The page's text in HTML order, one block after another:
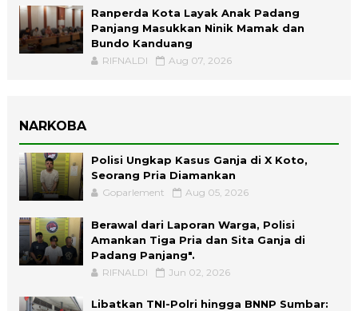
Ranperda Kota Layak Anak Padang
Panjang Masukkan Ninik Mamak dan
Bundo Kanduang
RIFNALDI Aug 07, 2026
NARKOBA
Polisi Ungkap Kasus Ganja di X Koto,
Seorang Pria Diamankan
Goparlement Aug 05, 2026
Berawal dari Laporan Warga, Polisi
Amankan Tiga Pria dan Sita Ganja di
Padang Panjang".
RIFNALDI Jun 02, 2026
Libatkan TNI-Polri hingga BNNP Sumbar: